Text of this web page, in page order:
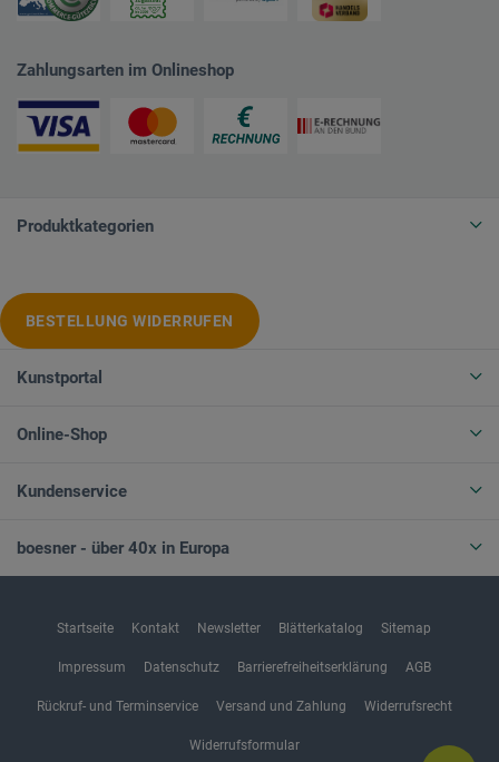
Zahlungsarten im Onlineshop
Produktkategorien
BESTELLUNG WIDERRUFEN
Kunstportal
Online-Shop
Kundenservice
boesner - über 40x in Europa
Startseite Kontakt Newsletter Blätterkatalog Sitemap
Impressum Datenschutz Barrierefreiheitserklärung AGB
Rückruf- und Terminservice Versand und Zahlung Widerrufsrecht
Widerrufsformular